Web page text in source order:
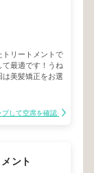
トリートメントで
最適です！うね
は美髪矯正をお選
プして空席を確認
ント